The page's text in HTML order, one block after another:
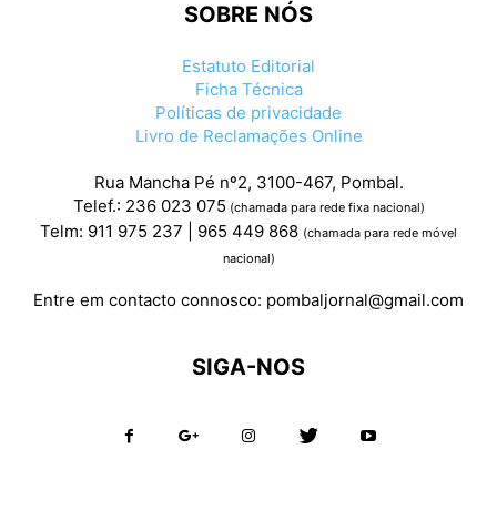
SOBRE NÓS
Estatuto Editorial
Ficha Técnica
Políticas de privacidade
Livro de Reclamações Online
Rua Mancha Pé nº2, 3100-467, Pombal.
Telef.: 236 023 075 (chamada para rede fixa nacional)
Telm: 911 975 237 | 965 449 868 (chamada para rede móvel
nacional)
Entre em contacto connosco: pombaljornal@gmail.com
SIGA-NOS